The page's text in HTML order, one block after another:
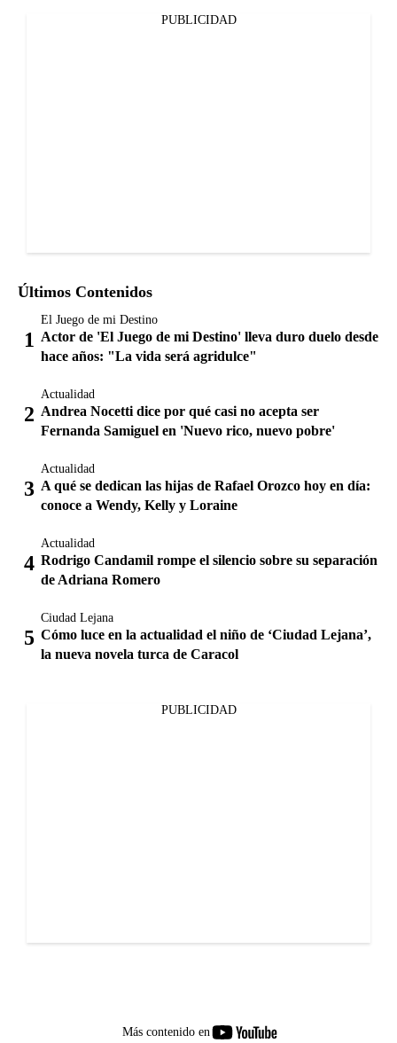
PUBLICIDAD
Últimos Contenidos
El Juego de mi Destino
Actor de 'El Juego de mi Destino' lleva duro duelo desde
hace años: "La vida será agridulce"
Actualidad
Andrea Nocetti dice por qué casi no acepta ser
Fernanda Samiguel en 'Nuevo rico, nuevo pobre'
Actualidad
A qué se dedican las hijas de Rafael Orozco hoy en día:
conoce a Wendy, Kelly y Loraine
Actualidad
Rodrigo Candamil rompe el silencio sobre su separación
de Adriana Romero
Ciudad Lejana
Cómo luce en la actualidad el niño de ‘Ciudad Lejana’,
la nueva novela turca de Caracol
PUBLICIDAD
Más contenido en
youtube-